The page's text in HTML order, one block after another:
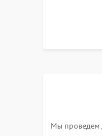
Мы проведем